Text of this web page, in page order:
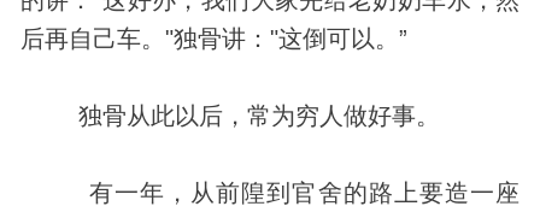
后再自己车。"独骨讲："这倒可以。”
独骨从此以后，常为穷人做好事。
有一年，从前隍到官舍的路上要造一座